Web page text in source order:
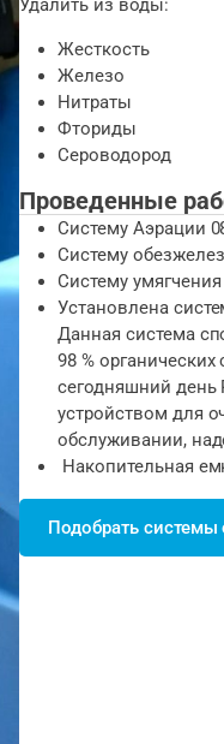
Удалить из воды:
Жесткость
Железо
Нитраты
Фториды
Сероводород
Проведенные
Систему Аэрации
Систему
Систему
Установлена
Данная система
98 %
сегодняшний день
устройством для
обслуживании,
Накопительная
Подобрать системы